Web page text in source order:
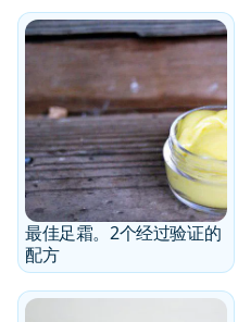
最佳足霜。2个经过验证的
配方